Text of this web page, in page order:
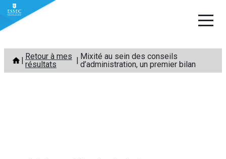
Aller
contenu
Retour à mes
résultats
Mixité au sein des conseils
d’administration, un premier bilan